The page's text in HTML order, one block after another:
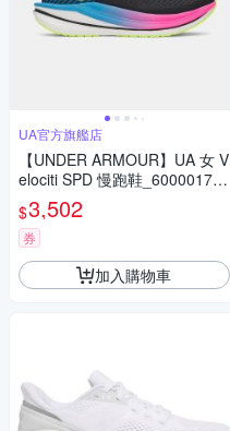
UA官方旗艦店
【UNDER ARMOUR】UA 女 V
elociti SPD 慢跑鞋_6000017-0
05
$3,502
券
加入購物車